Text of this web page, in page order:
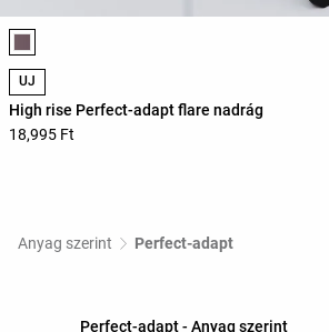
Termékszínek listája
ÚJ
High rise Perfect-adapt flare nadrág
18,995 Ft
Anyag szerint Perfect-adapt
Perfect-adapt - Anyag szerint